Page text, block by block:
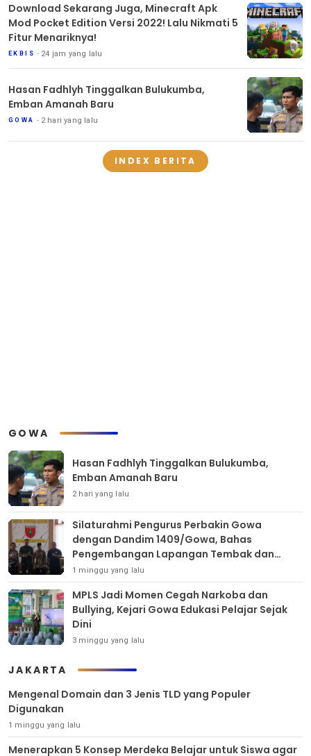
Download Sekarang Juga, Minecraft Apk
Mod Pocket Edition Versi 2022! Lalu Nikmati 5
Fitur Menariknya!
EKBIS 24 jam yang lalu
Hasan Fadhlyh Tinggalkan Bulukumba,
Emban Amanah Baru
GOWA 2 hari yang lalu
INDEX BERITA
GOWA
Hasan Fadhlyh Tinggalkan Bulukumba,
Emban Amanah Baru
2 hari yang lalu
Silaturahmi Pengurus Perbakin Gowa
dengan Dandim 1409/Gowa, Bahas
Pengembangan Lapangan Tembak dan
Pembinaan Atlet
1 minggu yang lalu
MPLS Jadi Momen Cegah Narkoba dan
Bullying, Kejari Gowa Edukasi Pelajar Sejak
Dini
3 minggu yang lalu
JAKARTA
Mengenal Domain dan 3 Jenis TLD yang Populer
Digunakan
1 minggu yang lalu
Menerapkan 5 Konsep Merdeka Belajar untuk Siswa agar